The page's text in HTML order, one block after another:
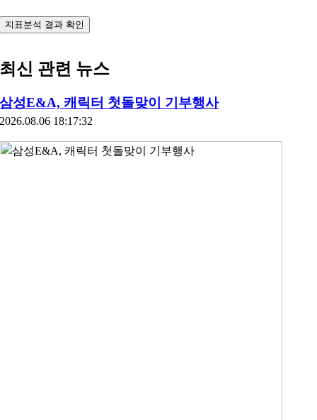
지표분석 결과 확인
최신 관련 뉴스
삼성E&A, 캐릭터 첫돌맞이 기부행사
2026.08.06 18:17:32